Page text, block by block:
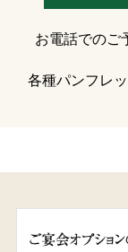
お電話でのご
各種パンフレ